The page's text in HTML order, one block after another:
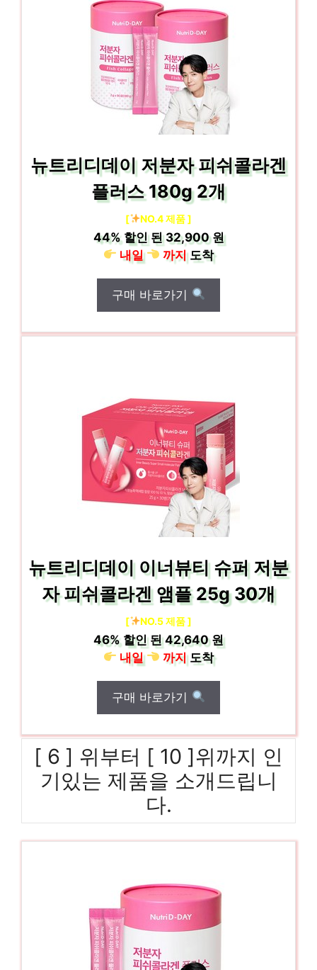
뉴트리디데이 저분자 피쉬콜라겐
플러스 180g 2개
[ NO.4 제품 ]
44%할인 된32,900 원
내일
까지도착
구매 바로가기
뉴트리디데이 이너뷰티 슈퍼 저분
자 피쉬콜라겐 앰플 25g 30개
[ NO.5 제품 ]
46% 할인 된42,640 원
내일
까지도착
구매 바로가기
[ 6 ] 위부터 [ 10 ]위까지 인
기있는 제품을 소개드립니
다.